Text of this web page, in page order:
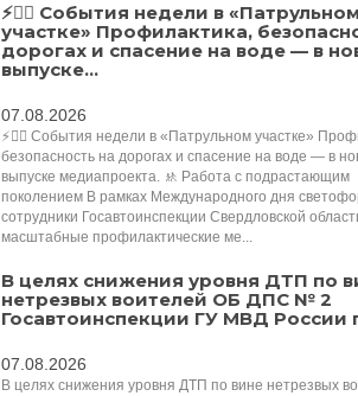
⚡️👮‍♂️ События недели в «Патрульном
участке» Профилактика,
дорогах и спасение на воде — в
выпуске...
07.08.2026
⚡️👮‍♂️ События недели в «Патрульном участке»
безопасность на дорогах и спасение на воде — в
выпуске медиапроекта. 🚸 Работа с подрастающим
поколением В рамках Международного дня
сотрудники Госавтоинспекции Свердловской
масштабные профилактические ме...
В целях снижения уровня ДТП по
нетрезвых воителей ОБ ДПС № 2
Госавтоинспекции ГУ МВД России
07.08.2026
В целях снижения уровня ДТП по вине нетрезвых